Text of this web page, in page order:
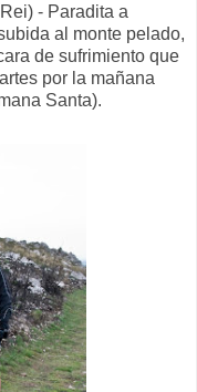
- Paradita a
al monte pelado,
de sufrimiento que
por la mañana
Santa).